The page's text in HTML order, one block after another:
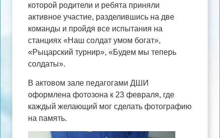
которой родители и ребята приняли
активное участие, разделившись на две
команды и пройдя все испытания на
станциях «Наш солдат умом богат»,
«Рыцарский турнир», «Будем мы теперь
солдаты».
В актовом зале педагогами ДШИ
оформлена фотозона к 23 февраля, где
каждый желающий мог сделать фотографию
на память.